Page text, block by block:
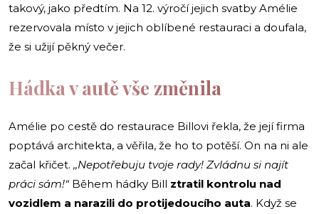
takový, jako předtím. Na 12. výročí jejich svatby Amélie
rezervovala místo v jejich oblíbené restauraci a doufala,
že si užijí pěkný večer.
Hádka v autě vše změnila
Amélie po cestě do restaurace Billovi řekla, že její firma
poptává architekta, a věřila, že ho to potěší. On na ni ale
začal křičet. ,,Nepotřebuju tvoje rady! Zvládnu si najít
práci sám!“ Během hádky Bill ztratil kontrolu nad
vozidlem a narazili do protijedoucího auta. Když se